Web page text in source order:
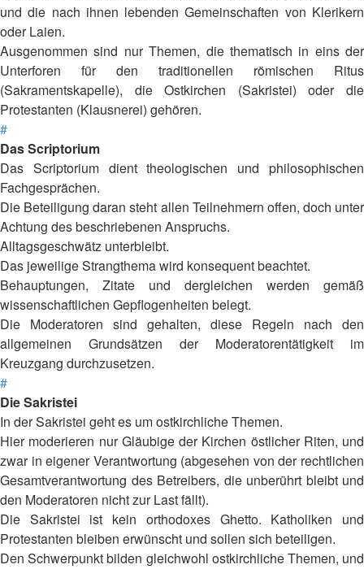
und die nach ihnen lebenden Gemeinschaften von Klerikern
oder Laien.
Ausgenommen sind nur Themen, die thematisch in eins der
Unterforen für den traditionellen römischen Ritus
(Sakramentskapelle), die Ostkirchen (Sakristei) oder die
Protestanten (Klausnerei) gehören.
#
Das Scriptorium
Das Scriptorium dient theologischen und philosophischen
Fachgesprächen.
Die Beteiligung daran steht allen Teilnehmern offen, doch unter
Achtung des beschriebenen Anspruchs.
Alltagsgeschwätz unterbleibt.
Das jeweilige Strangthema wird konsequent beachtet.
Behauptungen, Zitate und dergleichen werden gemäß
wissenschaftlichen Gepflogenheiten belegt.
Die Moderatoren sind gehalten, diese Regeln nach den
allgemeinen Grundsätzen der Moderatorentätigkeit im
Kreuzgang durchzusetzen.
#
Die Sakristei
In der Sakristei geht es um ostkirchliche Themen.
Hier moderieren nur Gläubige der Kirchen östlicher Riten, und
zwar in eigener Verantwortung (abgesehen von der rechtlichen
Gesamtverantwortung des Betreibers, die unberührt bleibt und
den Moderatoren nicht zur Last fällt).
Die Sakristei ist kein orthodoxes Ghetto. Katholiken und
Protestanten bleiben erwünscht und sollen sich beteiligen.
Den Schwerpunkt bilden gleichwohl ostkirchliche Themen, und